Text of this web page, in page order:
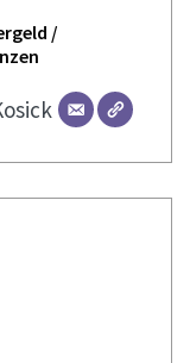
/